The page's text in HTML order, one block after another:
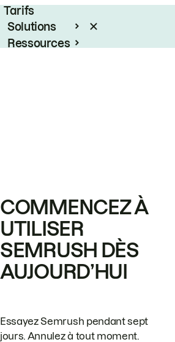
Tarifs
Solutions
Ressources
COMMENCEZ À
UTILISER
SEMRUSH DÈS
AUJOURD’HUI
Essayez Semrush pendant sept
jours. Annulez à tout moment.